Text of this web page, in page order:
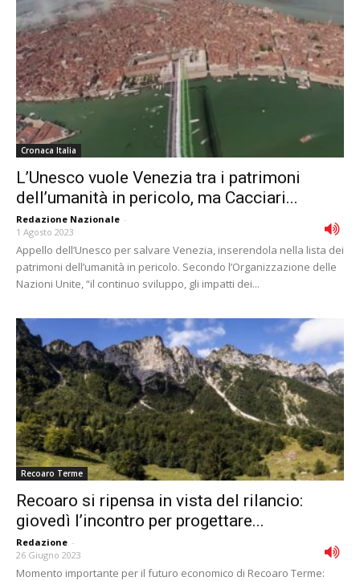
Cronaca Italia
L’Unesco vuole Venezia tra i patrimoni
dell’umanità in pericolo, ma Cacciari...
Redazione Nazionale -
1 Agosto 2023
Appello dell’Unesco per salvare Venezia, inserendola nella lista dei
patrimoni dell’umanità in pericolo. Secondo l’Organizzazione delle
Nazioni Unite, “il continuo sviluppo, gli impatti dei...
Recoaro Terme
Recoaro si ripensa in vista del rilancio:
giovedì l’incontro per progettare...
Redazione -
26 Giugno 2023
Momento importante per il futuro economico di Recoaro Terme: